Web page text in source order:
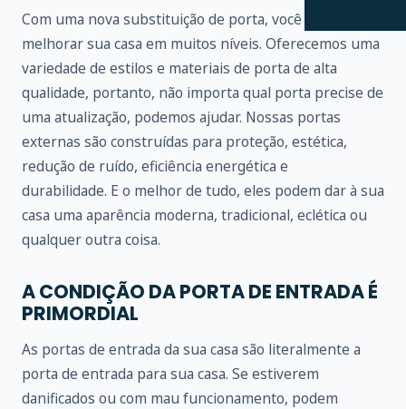
Com uma nova substituição de porta, você pode
melhorar sua casa em muitos níveis. Oferecemos uma
variedade de estilos e materiais de porta de alta
qualidade, portanto, não importa qual porta precise de
uma atualização, podemos ajudar. Nossas portas
externas são construídas para proteção, estética,
redução de ruído, eficiência energética e
durabilidade. E o melhor de tudo, eles podem dar à sua
casa uma aparência moderna, tradicional, eclética ou
qualquer outra coisa.
A CONDIÇÃO DA PORTA DE ENTRADA É
PRIMORDIAL
As portas de entrada da sua casa são literalmente a
porta de entrada para sua casa. Se estiverem
danificados ou com mau funcionamento, podem